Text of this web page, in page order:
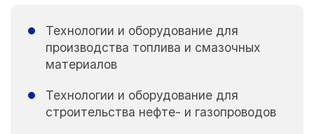
Технологии и оборудование для
производства топлива и смазочных
материалов
Технологии и оборудование для
строительства нефте- и газопроводов